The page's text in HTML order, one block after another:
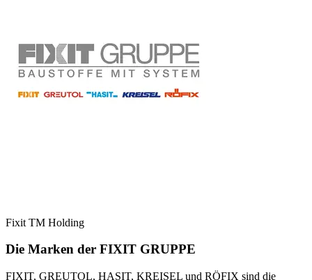
Fixit TM Holding
Die Marken der FIXIT GRUPPE
FIXIT, GREUTOL, HASIT, KREISEL und RÖFIX sind die